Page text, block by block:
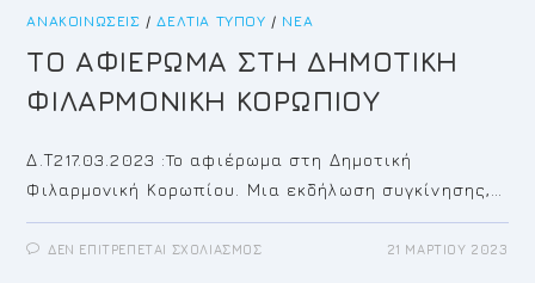
ΑΝΑΚΟΙΝΏΣΕΙΣ /ΔΕΛΤΊΑ ΤΎΠΟΥ / ΝΈΑ
ΤΟ ΑΦΙΕΡΩΜΑ ΣΤΗ ΔΗΜΟΤΙΚΗ
ΦΙΛΑΡΜΟΝΙΚΗ ΚΟΡΩΠΙΟΥ
Δ.Τ217.03.2023 :To αφιέρωμα στη Δημοτική
Φιλαρμονική Κορωπίου. Μια εκδήλωση συγκίνησης,…
ΔΕΝ ΕΠΙΤΡΈΠΕΤΑΙ ΣΧΟΛΙΑΣΜΌΣΣΤΟ 21 ΜΑΡΤΊΟΥ 2023